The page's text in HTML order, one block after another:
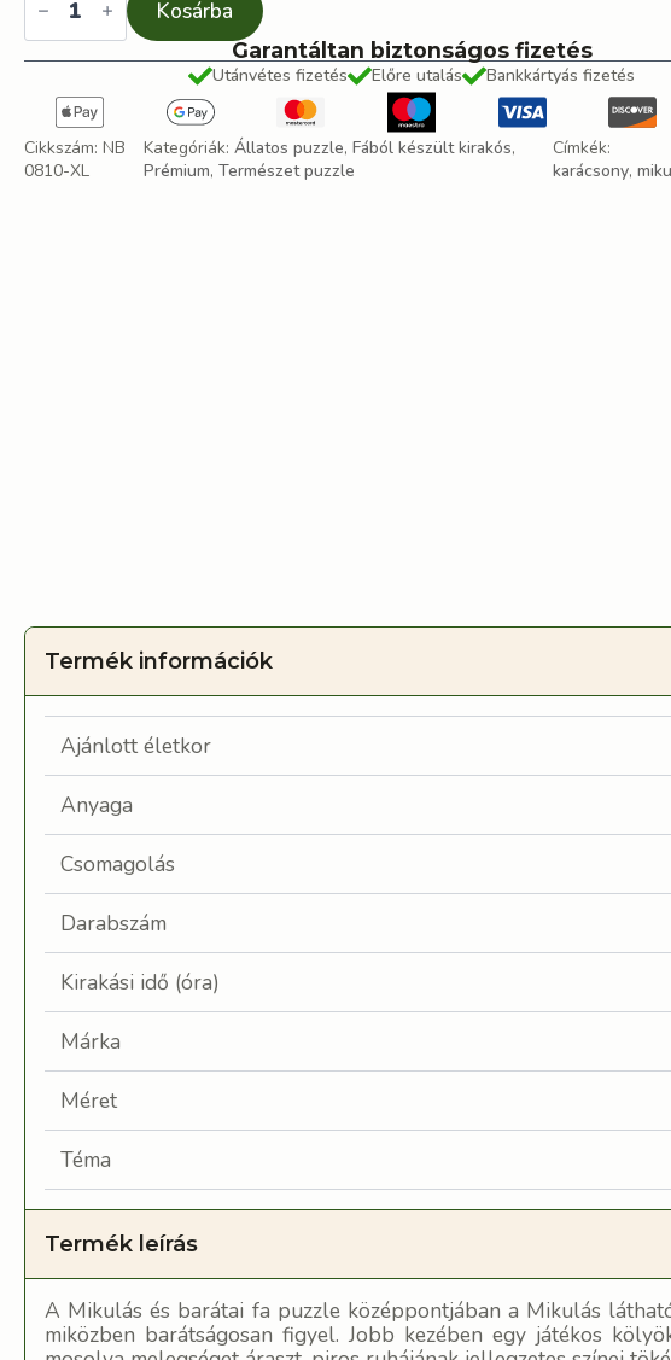
és
fa
puzzle
mennyiség
Kosárba
Garantáltan biztonságos fizetés
Utánvétes fizetés Előre utalás Bankkártyás fizetés
Cikkszám: NB
0810-XL
Kategóriák: Állatos puzzle, Fából készült kirakós,
Prémium, Természet puzzle
Címkék:
karácsony,
Termék információk
Ajánlott életkor
Anyaga
Csomagolás
Darabszám
Kirakási idő (óra)
Márka
Méret
Téma
Termék leírás
A Mikulás és barátai fa puzzle középpontjában a Mikulás
miközben barátságosan figyel. Jobb kezében egy játékos